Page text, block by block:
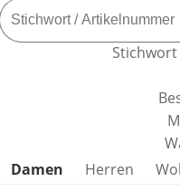
Produktkategorien
Damen Herren